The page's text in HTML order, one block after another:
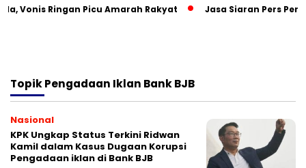
Vonis Ringan Picu Amarah Rakyat Jasa Siaran Pers
TopikPengadaan Iklan Bank BJB
Nasional
KPK Ungkap Status Terkini Ridwan
Kamil dalam Kasus Dugaan Korupsi
Pengadaan iklan di Bank BJB